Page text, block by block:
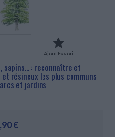
Critique et histoire littéraire
Audio - Livres lus
Humour
Histoire des pays
Géographie
Ajout Favori
sapins... : reconnaître et
résineux les plus communs
et jardins
€